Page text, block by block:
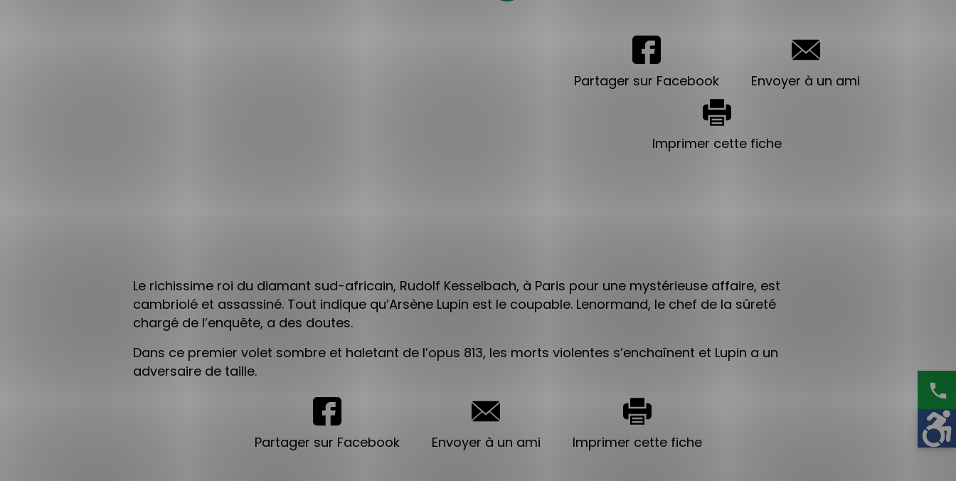
Partager sur Facebook Envoyer à un ami
Imprimer cette fiche
Le richissime roi du diamant sud-africain, Rudolf Kesselbach, à Paris pour une mystérieuse affaire, est
cambriolé et assassiné. Tout indique qu’Arsène Lupin est le coupable. Lenormand, le chef de la sûreté
chargé de l’enquête, a des doutes.
Dans ce premier volet sombre et haletant de l’opus 813, les morts violentes s’enchaînent et Lupin a un
adversaire de taille.
Partager sur Facebook Envoyer à un ami Imprimer cette fiche
phone